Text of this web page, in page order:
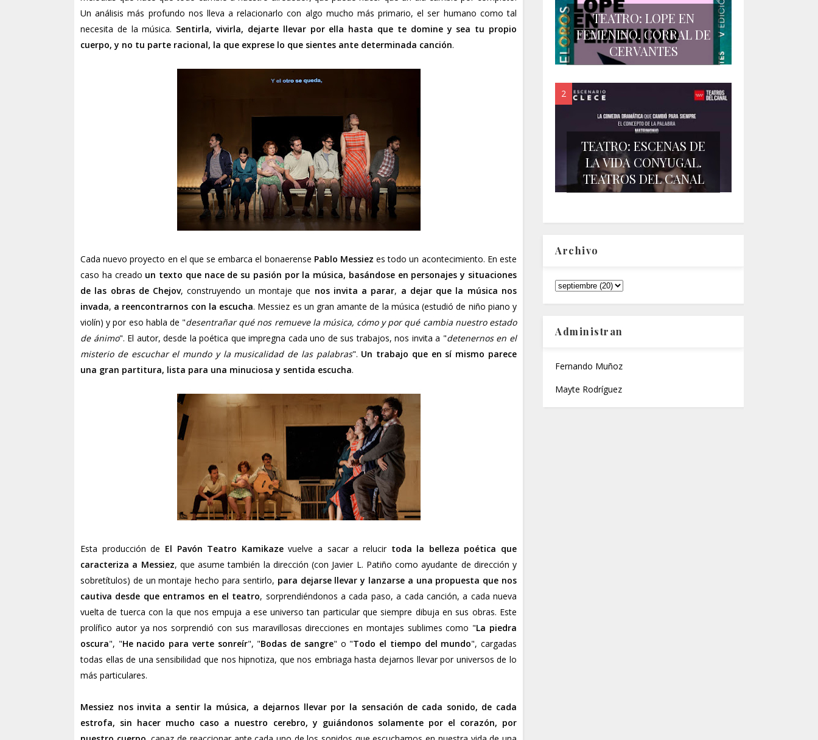
Un análisis más profundo nos lleva a relacionarlo con algo mucho más primario, el ser humano como tal
necesita de la música. Sentirla, vivirla, dejarte llevar por ella hasta que te domine y sea tu propio
cuerpo, y no tu parte racional, la que exprese lo que sientes ante determinada canción.
Cada nuevo proyecto en el que se embarca el bonaerense Pablo Messiez es todo un acontecimiento. En este
caso ha creado un texto que nace de su pasión por la música, basándose en personajes y situaciones
de las obras de Chejov, construyendo un montaje que nos invita a parar, a dejar que la música nos
invada, a reencontrarnos con la escucha. Messiez es un gran amante de la música (estudió de niño piano y
violín) y por eso habla de "desentrañar qué nos remueve la música, cómo y por qué cambia nuestro estado
de ánimo". El autor, desde la poética que impregna cada uno de sus trabajos, nos invita a "detenernos en el
misterio de escuchar el mundo y la musicalidad de las palabras". Un trabajo que en sí mismo parece
una gran partitura, lista para una minuciosa y sentida escucha.
Esta producción de El Pavón Teatro Kamikazevuelve a sacar a relucir toda la belleza poética que
caracteriza a Messiez, que asume también la dirección (con Javier L. Patiño como ayudante de dirección y
sobretítulos) de un montaje hecho para sentirlo, para dejarse llevar y lanzarse a una propuesta que nos
cautiva desde que entramos en el teatro, sorprendiéndonos a cada paso, a cada canción, a cada nueva
vuelta de tuerca con la que nos empuja a ese universo tan particular que siempre dibuja en sus obras. Este
prolífico autor ya nos sorprendió con sus maravillosas direcciones en montajes sublimes como "La piedra
oscura", "He nacido para verte sonreír", "Bodas de sangre" o "Todo el tiempo del mundo", cargadas
todas ellas de una sensibilidad que nos hipnotiza, que nos embriaga hasta dejarnos llevar por universos de lo
más particulares.
Messiez nos invita a sentir la música, a dejarnos llevar por la sensación de cada sonido, de cada
estrofa, sin hacer mucho caso a nuestro cerebro, y guiándonos solamente por el corazón, por
TEATRO: LOPE EN
FEMENINO. CORRAL DE
CERVANTES
TEATRO: ESCENAS DE
LA VIDA CONYUGAL.
TEATROS DEL CANAL
Archivo
Administran
Fernando Muñoz
Mayte Rodríguez